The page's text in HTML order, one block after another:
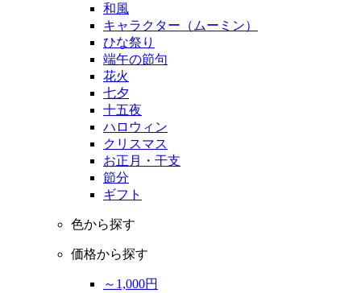
和風
キャラクター（ムーミン）
ひな祭り
端午の節句
花火
七夕
十五夜
ハロウィン
クリスマス
お正月・干支
節分
ギフト
色から探す
価格から探す
～1,000円